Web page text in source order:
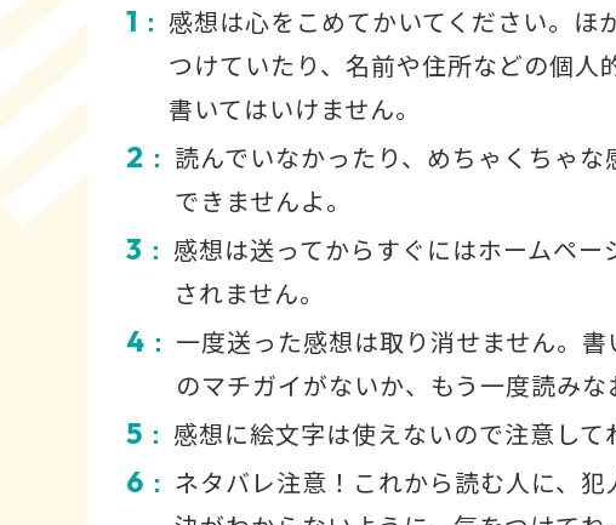
1 ： 感想は心をこめてかいてください。ほ
つけていたり、名前や住所などの個人
書いてはいけません。
2 ： 読んでいなかったり、めちゃくちゃな
できませんよ。
3 ： 感想は送ってからすぐにはホームペー
されません。
4 ： 一度送った感想は取り消せません。書
のマチガイがないか、もう一度読みな
5 ： 感想に絵文字は使えないので注意して
6 ： ネタバレ注意！これから読む人に、犯